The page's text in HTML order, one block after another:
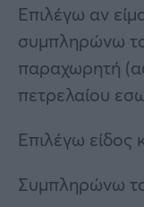
Επιλέγω αν
συμπληρώνω
παραχωρητή
πετρελαίου
Επιλέγω είδος
Συμπληρώνω